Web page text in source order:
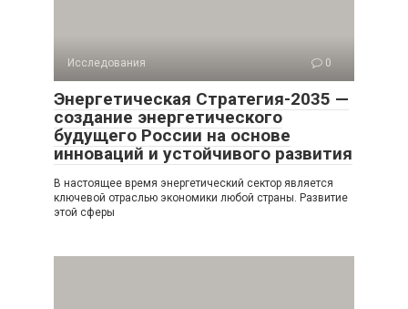
Исследования 0
Энергетическая Стратегия-2035 —
создание энергетического
будущего России на основе
инноваций и устойчивого развития
В настоящее время энергетический сектор является
ключевой отраслью экономики любой страны. Развитие
этой сферы